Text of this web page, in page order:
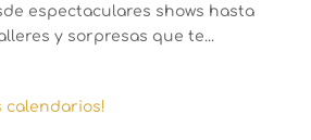
espectaculares shows hasta
y sorpresas que te...